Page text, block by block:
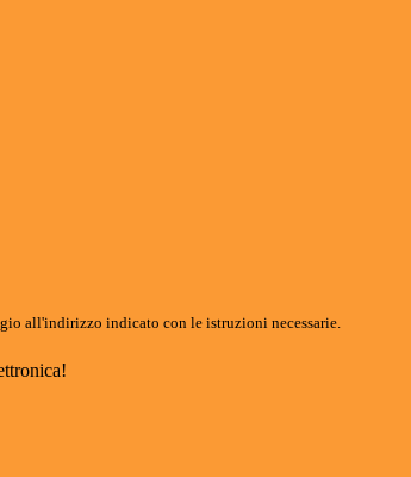
all'indirizzo indicato con le istruzioni necessarie.